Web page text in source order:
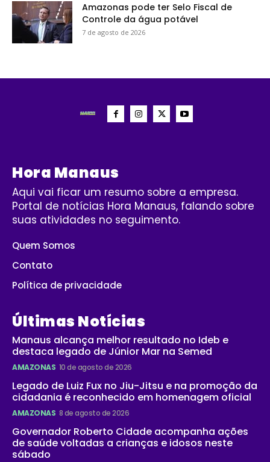
Amazonas pode ter Selo Fiscal de
Controle da água potável
7 de agosto de 2026
Hora Manaus
Aqui vai ficar um resumo sobre a empresa.
Portal de notícias Hora Manaus, falando sobre
suas atividades no seguimento.
Quem Somos
Contato
Política de privacidade
Últimas Notícias
Manaus alcança melhor resultado no Ideb e
destaca legado de Júnior Mar na Semed
AMAZONAS 10 de agosto de 2026
Legado de Luiz Fux no Jiu-Jitsu e na promoção da
cidadania é reconhecido em homenagem oficial
AMAZONAS 8 de agosto de 2026
Governador Roberto Cidade acompanha ações
de saúde voltadas a crianças e idosos neste
sábado